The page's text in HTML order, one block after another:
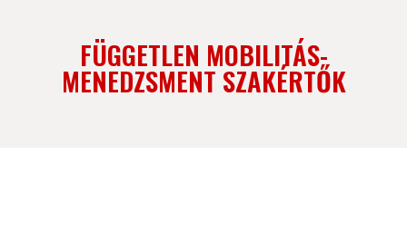
FÜGGETLEN MOBILITÁS-
MENEDZSMENT SZAKÉRTŐK